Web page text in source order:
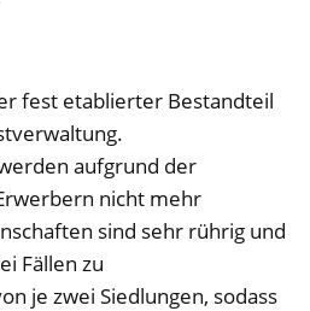
fest etablierter Bestandteil
aufgrund der
nicht mehr
sind sehr rührig und
Fällen zu
je zwei Siedlungen, sodass